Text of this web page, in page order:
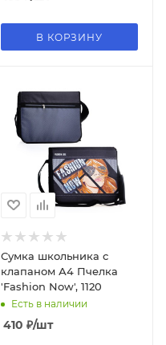
В КОРЗИНУ
Сумка школьника с
клапаном А4 Пчелка
'Fashion Now', 1120
Есть в наличии
410 ₽/шт